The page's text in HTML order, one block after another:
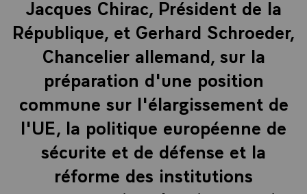
Jacques Chirac, Président de la
République, et Gerhard Schroeder,
Chancelier allemand, sur la
préparation d'une position
commune sur l'élargissement de
l'UE, la politique européenne de
sécurite et de défense et la
réforme des institutions